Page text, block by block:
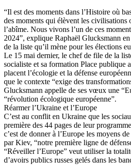
“Il est des moments dans l’Histoire où
des moments qui élèvent les civilisations
l’abîme. Nous vivons l’un de ces
2024”, explique Raphaël Glucksmann
de la liste qu’il mène pour les élections
Le 15 mai dernier, le chef de file de la
socialiste et sa formation Place publique
placent l’écologie et la défense
que le contexte “exige des
Glucksmann appelle de ses vœux une
“révolution écologique européenne”.
Réarmer l’Ukraine et l’Europe
C’est au conflit en Ukraine que les
première des 44 pages de leur
c’est de donner à l’Europe les moyens
par Kiev, “notre première ligne de
“Réveiller l’Europe” veut utiliser la
d’avoirs publics russes gelés dans les